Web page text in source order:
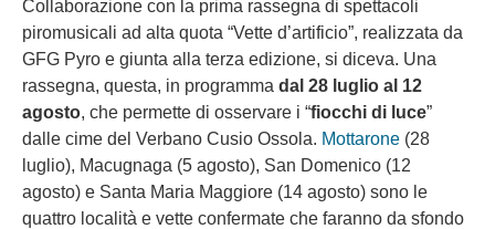
Collaborazione con la prima rassegna di spettacoli
piromusicali ad alta quota “Vette d’artificio”, realizzata da
GFG Pyro e giunta alla terza edizione, si diceva. Una
rassegna, questa, in programma dal 28 luglio al 12
agosto, che permette di osservare i “fiocchi di luce”
dalle cime del Verbano Cusio Ossola. Mottarone (28
luglio), Macugnaga (5 agosto), San Domenico (12
agosto) e Santa Maria Maggiore (14 agosto) sono le
quattro località e vette confermate che faranno da sfondo